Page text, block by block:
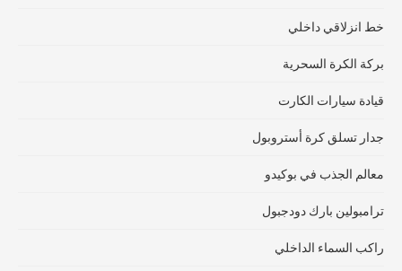
خط انزلاقي داخلي
بركة الكرة السحرية
قيادة سيارات الكارت
جدار تسلق كرة أستروبول
معالم الجذب في بوكيدو
ترامبولين بارك دودجبول
راكب السماء الداخلي